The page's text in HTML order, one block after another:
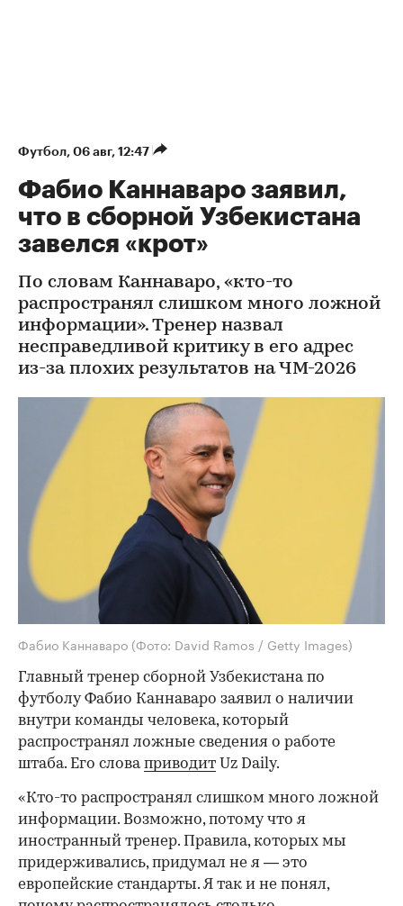
Футбол⁠, 06 авг, 12:47
Фабио Каннаваро заявил,
что в сборной Узбекистана
завелся «крот»
По словам Каннаваро, «кто-то
распространял слишком много ложной
информации». Тренер назвал
несправедливой критику в его адрес
из-за плохих результатов на ЧМ-2026
Фабио Каннаваро (Фото: David Ramos / Getty Images)
Главный тренер сборной Узбекистана по
футболу Фабио Каннаваро заявил о наличии
внутри команды человека, который
распространял ложные сведения о работе
штаба. Его словаприводит Uz Daily.
«Кто-то распространял слишком много ложной
информации. Возможно, потому что я
иностранный тренер. Правила, которых мы
придерживались, придумал не я — это
европейские стандарты. Я так и не понял,